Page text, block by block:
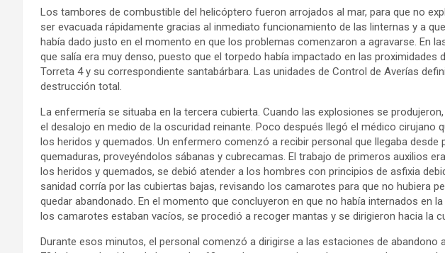
Los tambores de combustible del helicóptero fueron arrojados al mar, para que no
ser evacuada rápidamente gracias al inmediato funcionamiento de las linternas y a
había dado justo en el momento en que los problemas comenzaron a agravarse. En
que salía era muy denso, puesto que el torpedo había impactado en las proximidades
Torreta 4 y su correspondiente santabárbara. Las unidades de Control de Averías
destrucción total.
La enfermería se situaba en la tercera cubierta. Cuando las explosiones se
el desalojo en medio de la oscuridad reinante. Poco después llegó el médico cirujano
los heridos y quemados. Un enfermero comenzó a recibir personal que llegaba desde
quemaduras, proveyéndolos sábanas y cubrecamas. El trabajo de primeros auxilios
los heridos y quemados, se debió atender a los hombres con principios de asfixia
sanidad corría por las cubiertas bajas, revisando los camarotes para que no hubiera
quedar abandonado. En el momento que concluyeron en que no había internados en
los camarotes estaban vacíos, se procedió a recoger mantas y se dirigieron hacia la
Durante esos minutos, el personal comenzó a dirigirse a las estaciones de abandono